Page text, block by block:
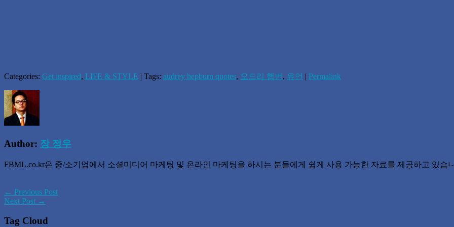
Categories: Get inspired, LIFE & STYLE | Tags: audrey hepburn quotes, 오드리 햅번 , 유언 | Permalink
Author: 장 정우
FBML.co.kr은 중/소기업에서 소셜미디어 마케팅 및 온라인 마케팅을 하시는 분들에게 쉽게 사용 가능한 자료를 제공하고 있습
← Previous Post
Next Post →
Tag Cloud